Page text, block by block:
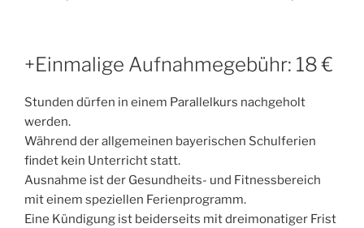
+Einmalige Aufnahmegebühr: 18 €
Stunden dürfen in einem Parallelkurs nachgeholt
werden.
Während der allgemeinen bayerischen Schulferien
findet kein Unterricht statt.
Ausnahme ist der Gesundheits- und Fitnessbereich
mit einem speziellen Ferienprogramm.
Eine Kündigung ist beiderseits mit dreimonatiger Frist